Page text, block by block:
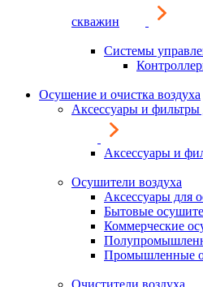
скважин
Системы
Осушение и очистка воздуха
Аксессуары и фильтры
Аксессуары и
Осушители воздуха
Аксессуары для
Бытовые
Коммерческие
Промышленные
Очистители воздуха